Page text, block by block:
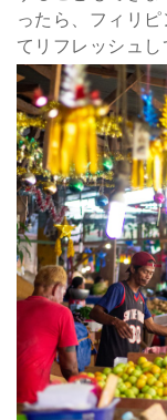
ったら、フィリ
てリフレッシュし